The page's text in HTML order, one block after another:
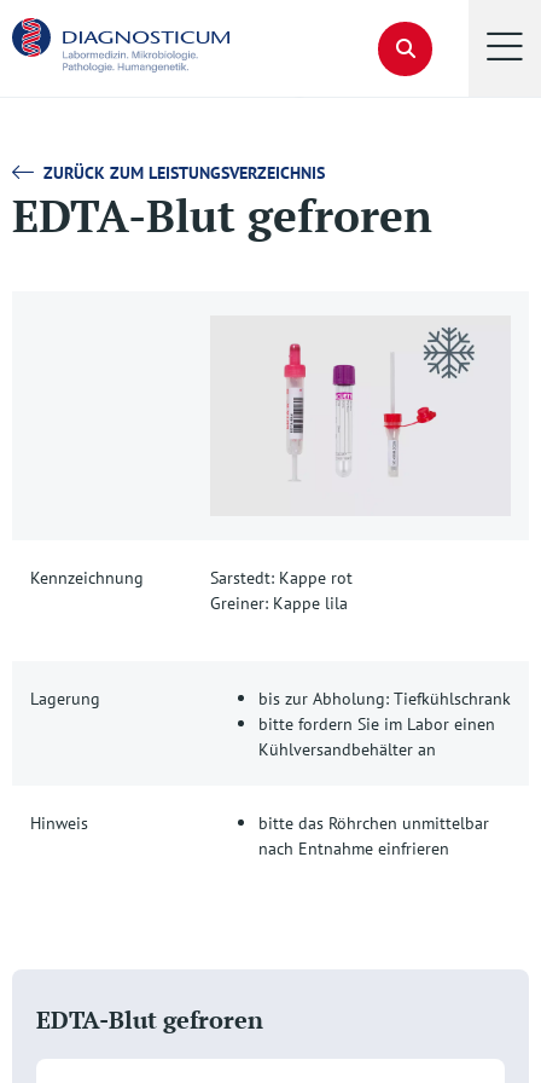
EDTA-Blut gefroren
ZURÜCK ZUM LEISTUNGSVERZEICHNIS
EDTA-Blut gefroren
Kennzeichnung Sarstedt: Kappe rot
Greiner: Kappe lila
Lagerung bis zur Abholung: Tiefkühlschrank
bitte fordern Sie im Labor einen
Kühlversandbehälter an
Hinweis
bitte das Röhrchen unmittelbar
nach Entnahme einfrieren